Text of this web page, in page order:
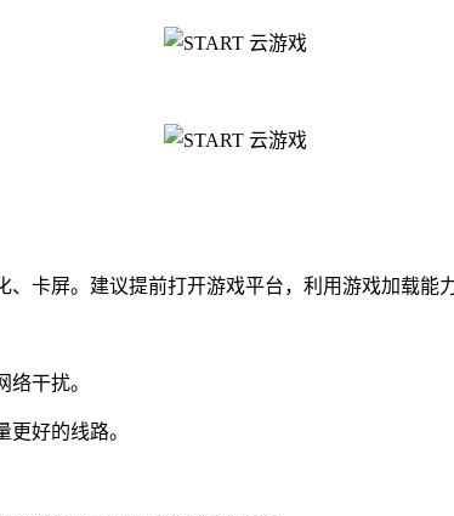
屏。建议提前打开游戏平台，利用游戏加载能
干扰。
好的线路。